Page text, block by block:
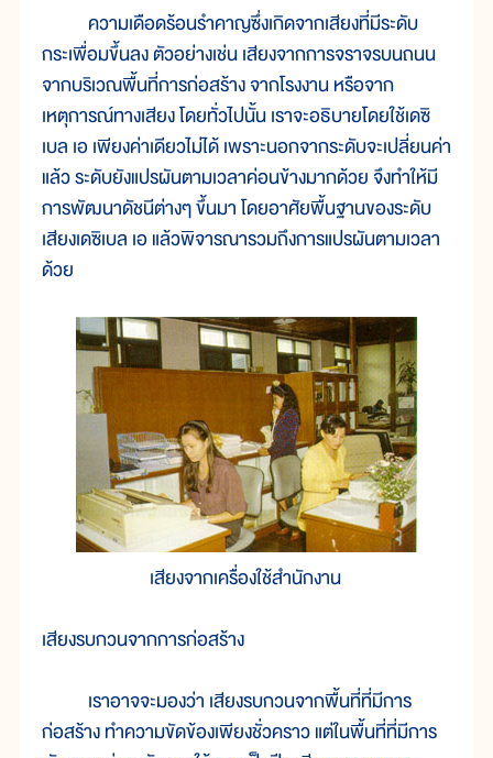
ความเดือดร้อนรำคาญซึ่งเกิดจากเสียงที่มีระดับ
กระเพื่อมขึ้นลง ตัวอย่างเช่น เสียงจากการจราจรบนถนน
จากบริเวณพื้นที่การก่อสร้าง จากโรงงาน หรือจาก
เหตุการณ์ทางเสียง โดยทั่วไปนั้น เราจะอธิบายโดยใช้เดซิ
เบล เอ เพียงค่าเดียวไม่ได้ เพราะนอกจากระดับจะเปลี่ยนค่า
แล้ว ระดับยังแปรผันตามเวลาค่อนข้างมากด้วย จึงทำให้มี
การพัฒนาดัชนีต่างๆ ขึ้นมา โดยอาศัยพื้นฐานของระดับ
เสียงเดซิเบล เอ แล้วพิจารณารวมถึงการแปรผันตามเวลา
ด้วย
เสียงจากเครื่องใช้สำนักงาน
เสียงรบกวนจากการก่อสร้าง
เราอาจจะมองว่า เสียงรบกวนจากพื้นที่ที่มีการ
ก่อสร้าง ทำความขัดข้องเพียงชั่วคราว แต่ในพื้นที่ที่มีการ